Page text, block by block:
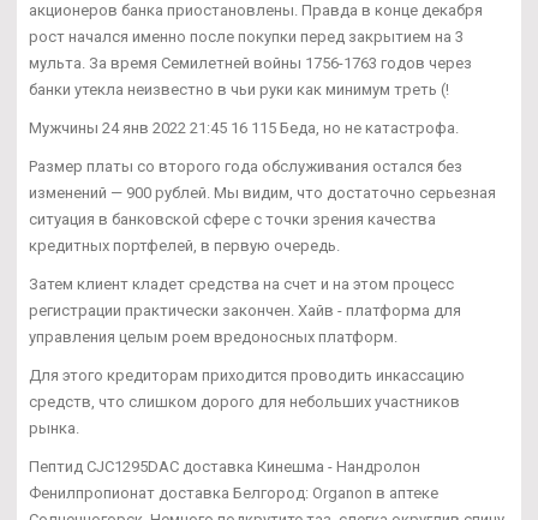
акционеров банка приостановлены. Правда в конце декабря
рост начался именно после покупки перед закрытием на 3
мульта. За время Семилетней войны 1756-1763 годов через
банки утекла неизвестно в чьи руки как минимум треть (!
Мужчины 24 янв 2022 21:45 16 115 Беда, но не катастрофа.
Размер платы со второго года обслуживания остался без
изменений — 900 рублей. Мы видим, что достаточно серьезная
ситуация в банковской сфере с точки зрения качества
кредитных портфелей, в первую очередь.
Затем клиент кладет средства на счет и на этом процесс
регистрации практически закончен. Хайв - платформа для
управления целым роем вредоносных платформ.
Для этого кредиторам приходится проводить инкассацию
средств, что слишком дорого для небольших участников
рынка.
Пептид CJC1295DAC доставка Кинешма - Нандролон
Фенилпропионат доставка Белгород: Organon в аптеке